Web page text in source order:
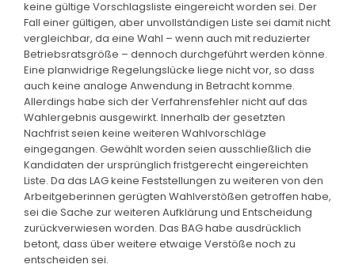
keine gültige Vorschlagsliste eingereicht worden sei. Der
Fall einer gültigen, aber unvollständigen Liste sei damit nicht
vergleichbar, da eine Wahl – wenn auch mit reduzierter
Betriebsratsgröße – dennoch durchgeführt werden könne.
Eine planwidrige Regelungslücke liege nicht vor, so dass
auch keine analoge Anwendung in Betracht komme.
Allerdings habe sich der Verfahrensfehler nicht auf das
Wahlergebnis ausgewirkt. Innerhalb der gesetzten
Nachfrist seien keine weiteren Wahlvorschläge
eingegangen. Gewählt worden seien ausschließlich die
Kandidaten der ursprünglich fristgerecht eingereichten
Liste. Da das LAG keine Feststellungen zu weiteren von den
Arbeitgeberinnen gerügten Wahlverstößen getroffen habe,
sei die Sache zur weiteren Aufklärung und Entscheidung
zurückverwiesen worden. Das BAG habe ausdrücklich
betont, dass über weitere etwaige Verstöße noch zu
entscheiden sei.